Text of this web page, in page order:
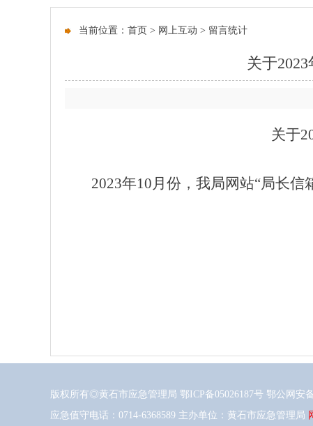
当前位置： 首页 > 网上互动 > 留言统计
关于
关于
2023年10月 份 ，我局网站“局长信
2023
版权所有◎黄石市应急管理局 鄂ICP备05026187号 鄂公网安
应急值守电话：0714-6368589 主办单位：黄石市应急管理局